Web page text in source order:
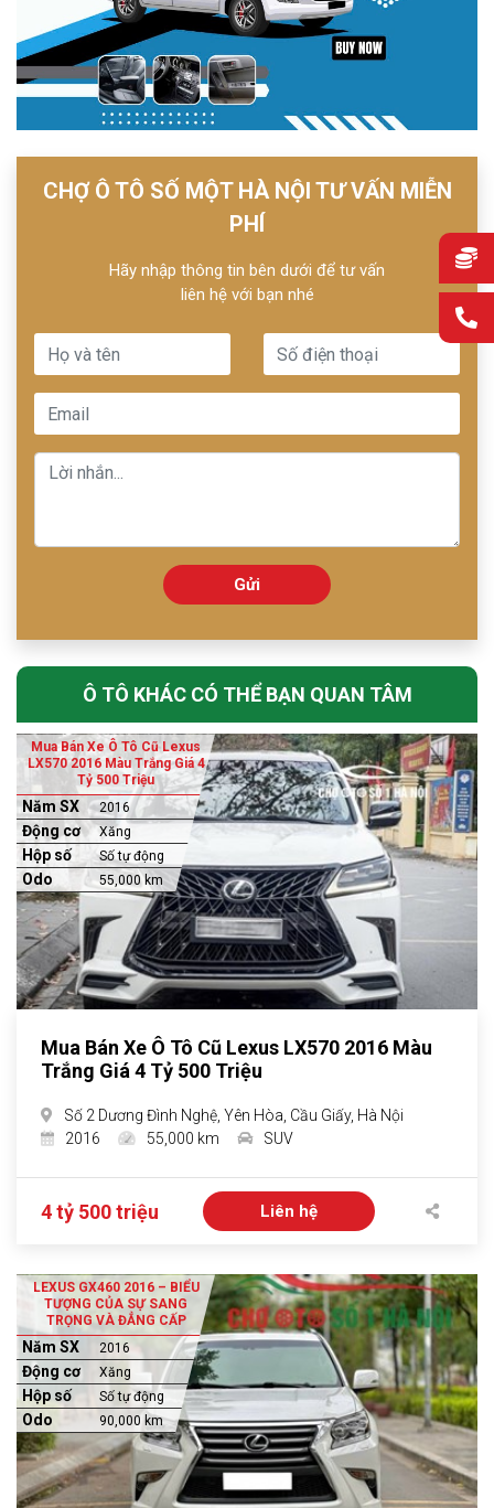
CHỢ Ô TÔ SỐ MỘT HÀ NỘI TƯ VẤN MIỄN
PHÍ
Hãy nhập thông tin bên dưới để tư vấn
liên hệ với bạn nhé
Gửi
Ô TÔ KHÁC CÓ THỂ BẠN QUAN TÂM
Mua Bán Xe Ô Tô Cũ Lexus
LX570 2016 Màu Trắng Giá 4
Tỷ 500 Triệu
Năm SX 2016
Động cơ Xăng
Hộp số Số tự động
Odo 55,000 km
Mua Bán Xe Ô Tô Cũ Lexus LX570 2016 Màu
Trắng Giá 4 Tỷ 500 Triệu
Số 2 Dương Đình Nghệ, Yên Hòa, Cầu Giấy, Hà Nội
2016
55,000 km SUV
4 tỷ 500 triệu Liên hệ
LEXUS GX460 2016 – BIỂU
TƯỢNG CỦA SỰ SANG
TRỌNG VÀ ĐẲNG CẤP
Năm SX 2016
Động cơ Xăng
Hộp số Số tự động
Odo 90,000 km